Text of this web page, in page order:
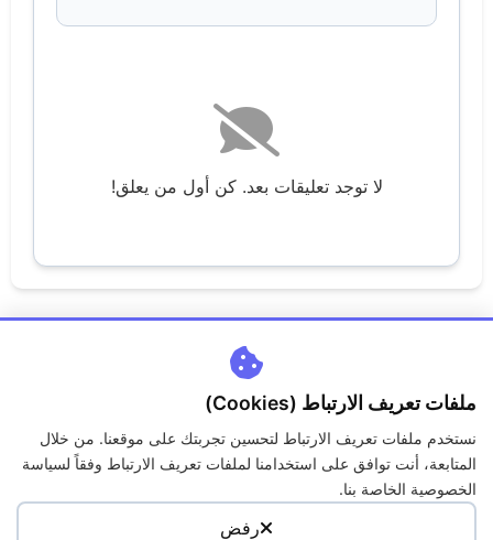
لا توجد تعليقات بعد. كن أول من يعلق!
اتصل بنا من نحن سياسة الخصوصية
الكوكيز
حقوق الملكية
ملفات تعريف الارتباط (Cookies)
نستخدم ملفات تعريف الارتباط لتحسين تجربتك على موقعنا. من خلال
المتابعة، أنت توافق على استخدامنا لملفات تعريف الارتباط وفقاً لسياسة
الخصوصية الخاصة بنا.
رفض